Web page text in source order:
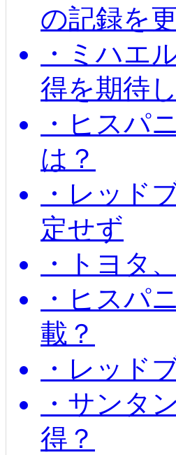
の記録を
・ミハエ
得を期待
・ヒスパ
は？
・レッド
定せず
・トヨタ
・ヒスパ
載？
・レッド
・サンタ
得？